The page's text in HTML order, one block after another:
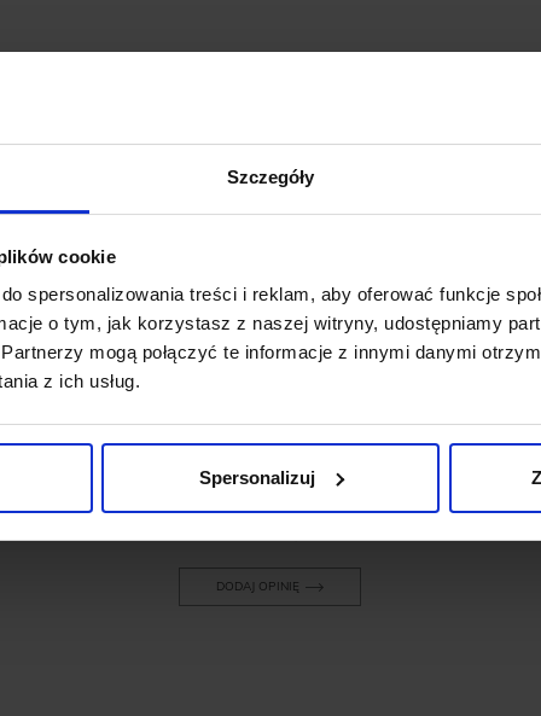
Szczegóły
cookie
spersonalizowania treści i reklam, aby oferować funkcje
o tym, jak korzystasz z naszej witryny, udostępniamy
mogą połączyć te informacje z innymi danymi
z ich usług.
Spersonalizuj
OPINIE O PRODUKCIE: PASEK
MĘSKI MURLO CZARNY KO3 BEZ
OBSZYCIA 3,5
Weryfikacja pochodzenia opinii nie jest dokonywana.
Ten produkt nie ma jeszcze opinii, dodaj opinię, bądź
DODAJ OPINIĘ